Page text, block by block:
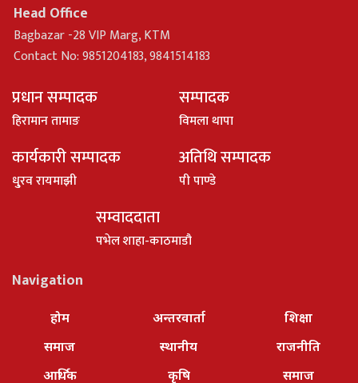
Head Office
Bagbazar -28 VIP Marg, KTM
Contact No: 9851204183, 9841514183
प्रधान सम्पादक
हिरामान तामाङ
सम्पादक
विमला थापा
कार्यकारी सम्पादक
धु्रव रायमाझी
अतिथि सम्पादक
पी पाण्डे
सम्वाददाता
पभेल शाहा-काठमाडौ
Navigation
होम
समाज
आर्थिक
अन्तरवार्ता
स्थानीय
कृषि
शिक्षा
राजनीति
समाज